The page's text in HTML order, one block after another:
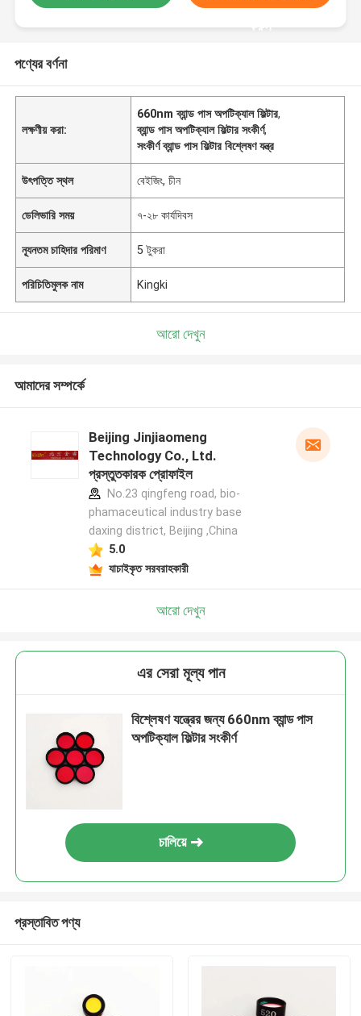
করুন
পণ্যের বর্ণনা
লক্ষণীয় করা:
660nm ব্যান্ড পাস অপটিক্যাল ফিল্টার,
ব্যান্ড পাস অপটিক্যাল ফিল্টার সংকীর্ণ,
সংকীর্ণ ব্যান্ড পাস ফিল্টার বিশ্লেষণ যন্ত্র
উৎপত্তি স্থল বেইজিং, চীন
ডেলিভারি সময় ৭-২৮ কার্যদিবস
ন্যূনতম চাহিদার পরিমাণ 5 টুকরা
পরিচিতিমুলক নাম Kingki
আরো দেখুন
আমাদের সম্পর্কে
Beijing Jinjiaomeng
Technology Co., Ltd.
প্রস্তুতকারক প্রোফাইল
No.23 qingfeng road, bio-
phamaceutical industry base
daxing district, Beijing ,China
5.0
যাচাইকৃত সরবরাহকারী
আরো দেখুন
এর সেরা মূল্য পান
বিশ্লেষণ যন্ত্রের জন্য 660nm ব্যান্ড পাস
অপটিক্যাল ফিল্টার সংকীর্ণ
চালিয়ে
প্রস্তাবিত পণ্য